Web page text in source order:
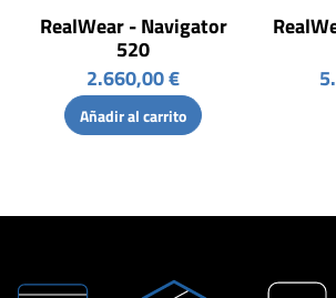
RealWear - Navigator
520
2.660,00 €
Añadir al carrito